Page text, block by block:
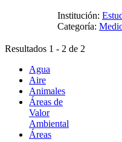
Institución:
Categoría:
Resultados 1 - 2 de 2
Agua
Aire
Animales
Áreas de
Valor
Ambiental
Áreas